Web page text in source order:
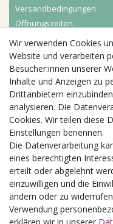
Versandbedingungen
Öffnungszeiten
Aktuelles
Busgruppen
Kindergeburtstage
Kindergartenausflug
Schulklassenausflug
Zwillingsrabatt
Wir verwenden Cookies
Website und verarbeiten
Besucher:innen unserer
Inhalte und Anzeigen zu
Drittanbietern
analysieren. Die
Cookies. Wir teilen diese
Einstellungen benennen.
Die Datenverarbeitung
eines berechtigten
erteilt oder abgelehnt
einzuwilligen und die
ändern oder zu
Verwendung